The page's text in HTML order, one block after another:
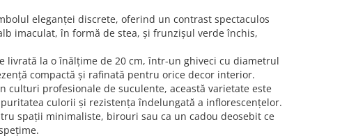
eleganței discrete, oferind un contrast spectaculos
imaculat, în formă de stea, și frunzișul verde închis,
livrată la o înălțime de 20 cm, într-un ghiveci cu diametrul
compactă și rafinată pentru orice decor interior.
culturi profesionale de suculente, această varietate este
culorii și rezistența îndelungată a inflorescențelor.
spații minimaliste, birouri sau ca un cadou deosebit ce